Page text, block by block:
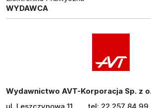
WYDAWCA
Wydawnictwo AVT-Korporacja Sp. z